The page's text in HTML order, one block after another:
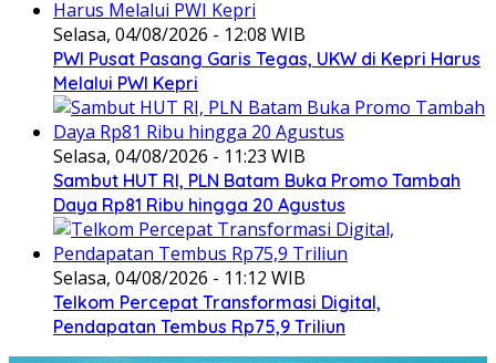
Selasa, 04/08/2026 - 12:08 WIB
PWI Pusat Pasang Garis Tegas, UKW di Kepri Harus
Melalui PWI Kepri
Selasa, 04/08/2026 - 11:23 WIB
Sambut HUT RI, PLN Batam Buka Promo Tambah
Daya Rp81 Ribu hingga 20 Agustus
Selasa, 04/08/2026 - 11:12 WIB
Telkom Percepat Transformasi Digital,
Pendapatan Tembus Rp75,9 Triliun